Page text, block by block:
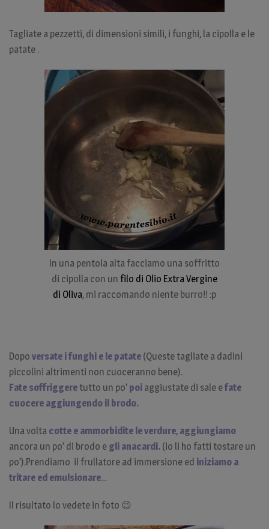
Tagliate a pezzetti, di dimensioni simili, i funghi, la cipolla e le
patate .
In una pentola alta facciamo una soffritto
di cipolla con un filo di Olio Extra Vergine
di Oliva, mi raccomando niente burro!! :p
Dopo versate i funghi e le patate (Queste tagliate a dadini
piccolini altrimenti non cuoceranno bene).
Fate soffriggere tutto un po’ poi aggiustate di sale efate
cuocere aggiungendo il brodo.
Una volta cotte e ammorbidite le verdure, aggiungiamo
ancora un po’ di brodo e gli anacardi. (io li ho fatti tostare un
po’).Prendiamo il frullatore ad immersione ed iniziamo a
tritare ed emulsionare…
Il risultato lo vedete in foto 😉